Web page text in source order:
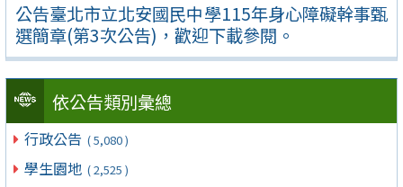
公告臺北市立北安國民中學115年身心障礙幹事甄
選簡章(第3次公告)，歡迎下載參閱。
依公告類別彙總
行政公告 ( 5,080 )
學生園地 ( 2,525 )